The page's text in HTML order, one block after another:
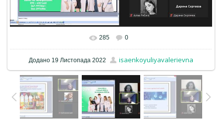
285 0
Додано 19 Листопада 2022 isaenkoyuliyavalerievna